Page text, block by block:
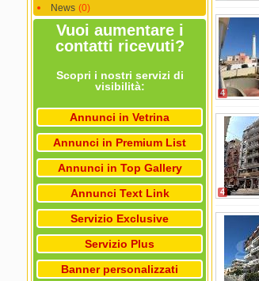
News (0)
Vuoi aumentare i
contatti ricevuti?
Scopri i nostri servizi di
visibilità:
Annunci in Vetrina
Annunci in Premium List
Annunci in Top Gallery
Annunci Text Link
Servizio Exclusive
Servizio Plus
Banner personalizzati
4
4